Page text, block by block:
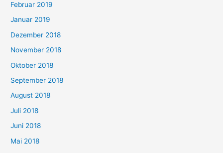
Februar 2019
Januar 2019
Dezember 2018
November 2018
Oktober 2018
September 2018
August 2018
Juli 2018
Juni 2018
Mai 2018